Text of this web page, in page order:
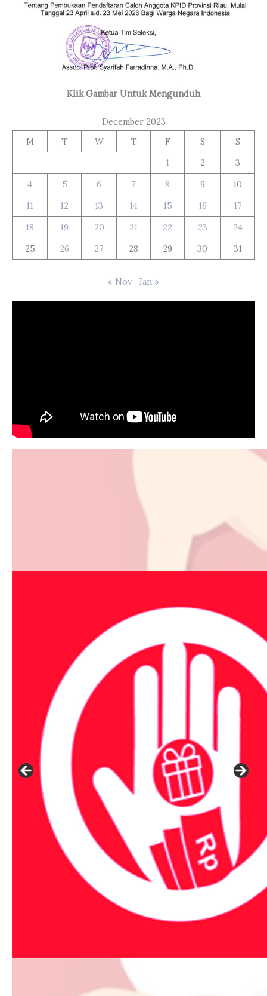
Klik Gambar Untuk Mengunduh
December 2023
M
T W T F S
S
1
2
3
4
5 6 7 8 9
10
11
12 13 14 15 16
17
18
19 20 21 22 23
24
25
26 27 28 29 30 31
« Nov Jan »